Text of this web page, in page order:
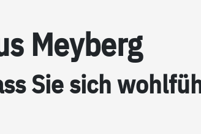
Mey­berg
Sie sich